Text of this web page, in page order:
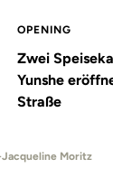
OPENING
Zwei
Yunshe
Straße
Moritz